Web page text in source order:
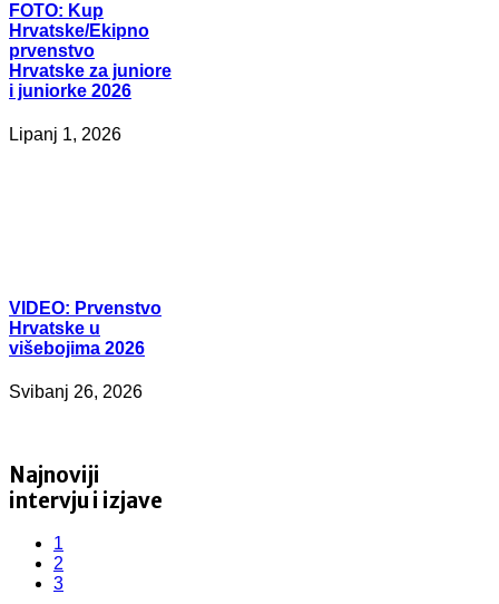
FOTO: Kup
Hrvatske/Ekipno
prvenstvo
Hrvatske za juniore
i juniorke 2026
Lipanj 1, 2026
VIDEO: Prvenstvo
Hrvatske u
višebojima 2026
Svibanj 26, 2026
Najnoviji
intervju i izjave
1
2
3